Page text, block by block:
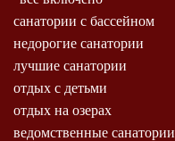
санатории с бассейном
недорогие санатории
лучшие санатории
отдых с детьми
отдых на озерах
ведомственные санатории